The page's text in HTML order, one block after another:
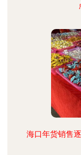
海口年货销售